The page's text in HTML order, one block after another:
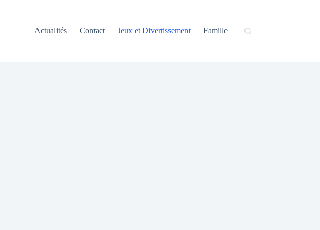
Actualités
Contact Jeux et Divertissement Famille